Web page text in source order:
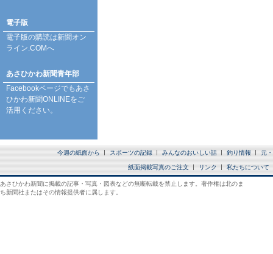
電子版
電子版の購読は新聞オン
ライン.COMへ
あさひかわ新聞青年部
Facebookページでもあさ
ひかわ新聞ONLINEをご
活用ください。
今週の紙面から スポーツの記録 みんなのおいしい話 釣り情報 元
紙面掲載写真のご注文 リンク 私たちについて
あさひかわ新聞に掲載の記事・写真・図表などの無断転載を禁止します。著作権は北のま
ち新聞社またはその情報提供者に属します。